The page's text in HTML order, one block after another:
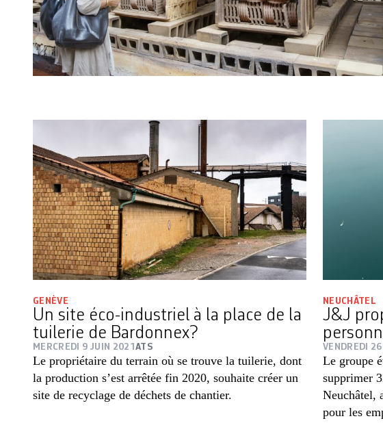
GENÈVE
Un site éco-industriel à la place de la
tuilerie de Bardonnex?
MERCREDI 9 JUIN 2021 ATS
Le propriétaire du terrain où se trouve la tuilerie, dont
la production s’est arrêtée fin 2020, souhaite créer un
site de recyclage de déchets de chantier.
NEUCHÂTEL
J&J
VENDREDI
Le groupe
supprimer
Neuchâtel,
pour les